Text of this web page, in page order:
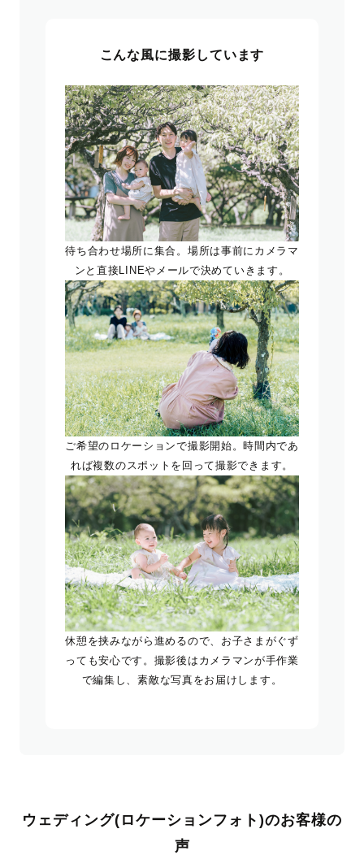
こんな風に撮影しています
待ち合わせ場所に集合。場所は事前にカメラマ
ンと直接LINEやメールで決めていきます。
ご希望のロケーションで撮影開始。時間内であ
れば複数のスポットを回って撮影できます。
休憩を挟みながら進めるので、お子さまがぐず
っても安心です。撮影後はカメラマンが手作業
で編集し、素敵な写真をお届けします。
ウェディング(ロケーションフォト)のお客様の
声